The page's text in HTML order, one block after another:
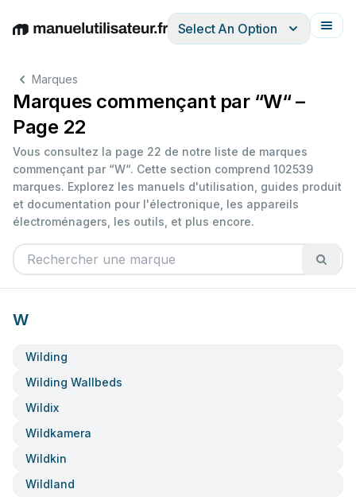
EnglishDeutschEspañolItalianoFrançais
Select An Option
Marques
Marques commençant par “W“ –
Page 22
Vous consultez la page 22 de notre liste de marques
commençant par “W“. Cette section comprend 102539
marques. Explorez les manuels d'utilisation, guides produit
et documentation pour l'électronique, les appareils
électroménagers, les outils, et plus encore.
W
Wilding
Wilding Wallbeds
Wildix
Wildkamera
Wildkin
Wildland